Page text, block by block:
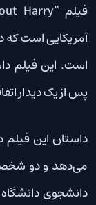
است. این فیلم
پس از یک دیدار
داستان این فیلم
می‌دهد و دو
دانشجوی